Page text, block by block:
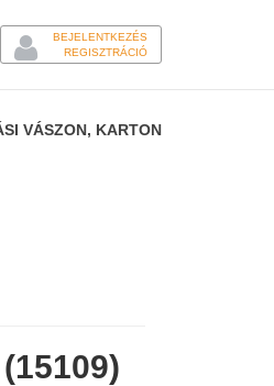
BEJELENTKEZÉS
REGISZTRÁCIÓ
VÁSZON, KARTON